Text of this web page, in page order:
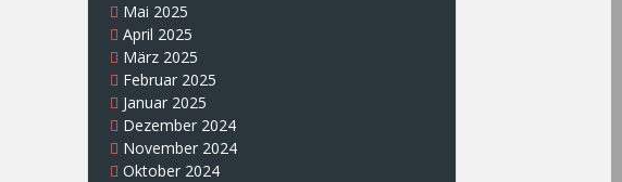
Mai 2025
April 2025
März 2025
Februar 2025
Januar 2025
Dezember 2024
November 2024
Oktober 2024